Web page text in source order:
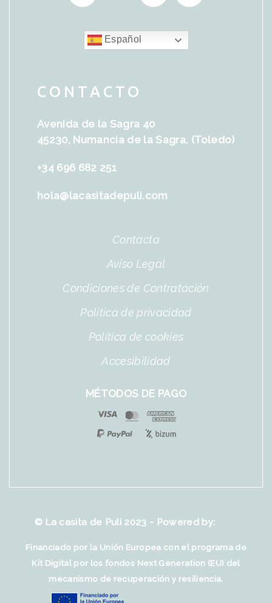
Español
CONTACTO
Avenida de la Sagra 40
45230, Numancia de la Sagra, (Toledo)
+34 696 682 251
hola@lacasitadepuli.com
Contacta
Aviso Legal
Condiciones de Contratación
Política de privacidad
Política de cookies
Accesibilidad
MÉTODOS DE PAGO
© La casita de Puli 2023 - Powered by:
Financiado por la Unión Europea con el programa de
Kit Digital por los fondos Next Generation (EU) del
mecanismo de recuperación y resiliencia.